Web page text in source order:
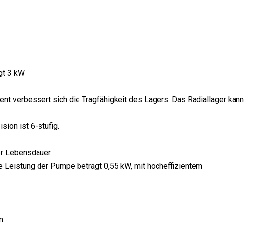
3 kW
verbessert sich die Tragfähigkeit des Lagers. Das Radiallager kann
ist 6-stufig.
Lebensdauer.
der Pumpe beträgt 0,55 kW, mit hocheffizientem